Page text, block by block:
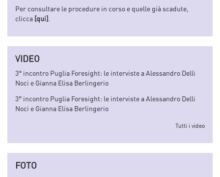
Per consultare le procedure in corso e quelle già scadute,
clicca [qui]
VIDEO
3° incontro Puglia Foresight: le interviste a Alessandro Delli
Noci e Gianna Elisa Berlingerio
3° incontro Puglia Foresight: le interviste a Alessandro Delli
Noci e Gianna Elisa Berlingerio
Tutti i video
FOTO